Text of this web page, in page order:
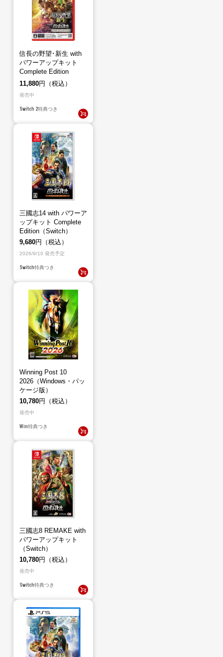
信長の野望･新生 with
パワーアップキット
Complete Edition
（Switch2）
11,880円（税込）
発売中
Switch 2特典つき
三國志14 with パワーア
ップキット Complete
Edition（Switch）
9,680円（税込）
2026/9/10 発売予定
Switch特典つき
Winning Post 10
2026（Windows・パッ
ケージ版）
10,780円（税込）
発売中
Win特典つき
三國志8 REMAKE with
パワーアップキット
（Switch）
10,780円（税込）
発売中
Switch特典つき